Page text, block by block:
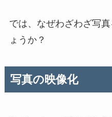
では、なぜわざわざ写
ょうか？
写真の映像化